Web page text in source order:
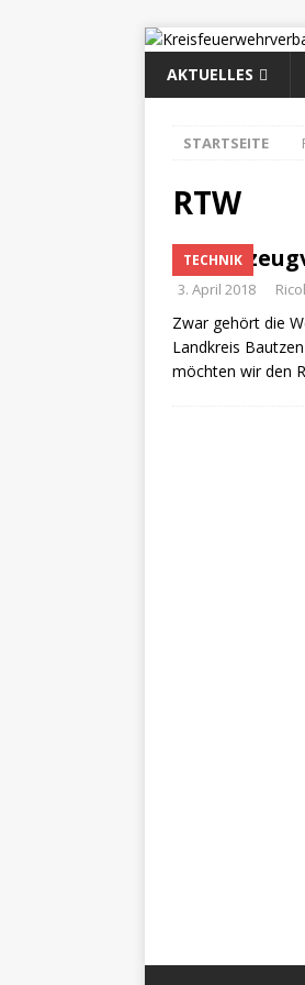
AKTUELLES
STARTSEITE
RTW
TECHNIK
3. April 2018
Zwar gehört die
Landkreis
möchten wir den